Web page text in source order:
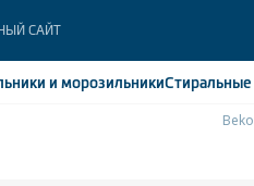
САЙТ
и морозильникиСтиральные
Beko